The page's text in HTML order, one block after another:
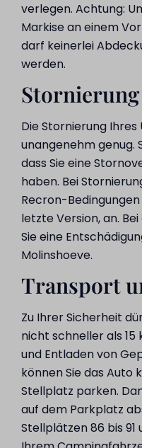
verlegen. Achtung:
Markise an einem
darf keinerlei
werden.
Stornierung
Die Stornierung
unangenehm genug.
dass Sie eine
haben. Bei
Recron-
letzte Version, an.
Sie eine
Molinshoeve.
Transport
Zu Ihrer Sicherheit
nicht schneller als
und Entladen von
können Sie das Auto
Stellplatz parken.
auf dem Parkplatz
Stellplätzen 86 bis 91